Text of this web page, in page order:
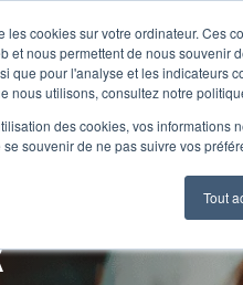
les cookies sur votre ordinateur. Ces
et nous permettent de nous souvenir
que pour l'analyse et les indicateurs
nous utilisons, consultez notre
des cookies, vos informations
souvenir de ne pas suivre vos
Tout